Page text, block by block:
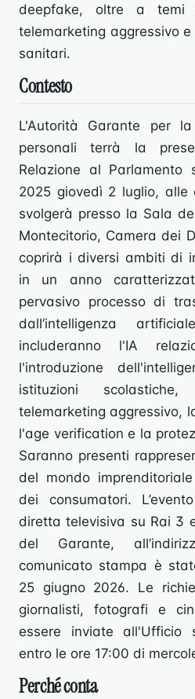
deepfake, oltre a temi
telemarketing aggressivo
sanitari.
Contesto
L'Autorità Garante per
personali terrà la
Relazione al Parlamento
2025 giovedì 2 luglio, alle
svolgerà presso la Sala
Montecitorio, Camera dei
coprirà i diversi ambiti di
in un anno
pervasivo processo di
dall’intelligenza
includeranno l'IA
l'introduzione
istituzioni
telemarketing aggressivo,
l'age verification e la
Saranno presenti
del mondo
dei consumatori.
diretta televisiva su Rai 3
del Garante,
comunicato stampa è
25 giugno 2026. Le
giornalisti, fotografi e
essere inviate all'Ufficio
entro le ore 17:00 di
Perché conta